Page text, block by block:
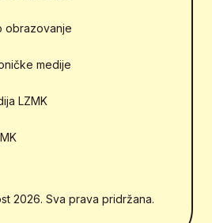
obrazovanje
medije
LZMK
2026. Sva prava pridržana.